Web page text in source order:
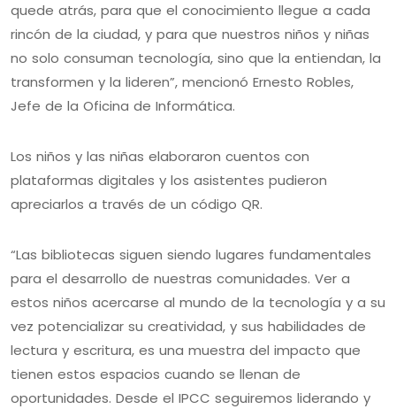
quede atrás, para que el conocimiento llegue a cada
rincón de la ciudad, y para que nuestros niños y niñas
no solo consuman tecnología, sino que la entiendan, la
transformen y la lideren”, mencionó Ernesto Robles,
Jefe de la Oficina de Informática.
Los niños y las niñas elaboraron cuentos con
plataformas digitales y los asistentes pudieron
apreciarlos a través de un código QR.
“Las bibliotecas siguen siendo lugares fundamentales
para el desarrollo de nuestras comunidades. Ver a
estos niños acercarse al mundo de la tecnología y a su
vez potencializar su creatividad, y sus habilidades de
lectura y escritura, es una muestra del impacto que
tienen estos espacios cuando se llenan de
oportunidades. Desde el IPCC seguiremos liderando y